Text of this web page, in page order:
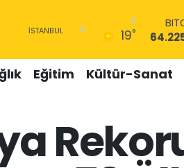
19°
Eğitim Kültür-Sanat